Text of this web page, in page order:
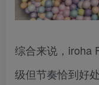
综合来说，iroha
级但节奏恰到好